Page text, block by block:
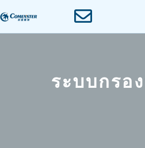
ระบบกรอง